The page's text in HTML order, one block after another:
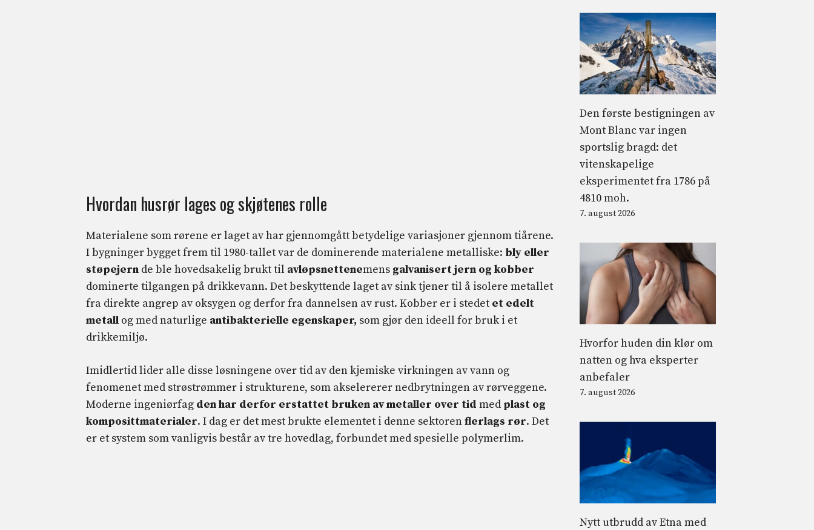
Hvordan husrør lages og skjøtenes rolle
Materialene som rørene er laget av har gjennomgått betydelige variasjoner gjennom tiårene.
I bygninger bygget frem til 1980-tallet var de dominerende materialene metalliske: bly eller
støpejern de ble hovedsakelig brukt til avløpsnettenemens galvanisert jern og kobber
dominerte tilgangen på drikkevann. Det beskyttende laget av sink tjener til å isolere metallet
fra direkte angrep av oksygen og derfor fra dannelsen av rust. Kobber er i stedet et edelt
metall og med naturlige antibakterielle egenskaper, som gjør den ideell for bruk i et
drikkemiljø.
Imidlertid lider alle disse løsningene over tid av den kjemiske virkningen av vann og
fenomenet med strøstrømmer i strukturene, som akselererer nedbrytningen av rørveggene.
Moderne ingeniørfag den har derfor erstattet bruken av metaller over tid med plast og
komposittmaterialer. I dag er det mest brukte elementet i denne sektorenflerlags rør. Det
er et system som vanligvis består av tre hovedlag, forbundet med spesielle polymerlim.
Den første bestigningen av
Mont Blanc var ingen
sportslig bragd: det
vitenskapelige
eksperimentet fra 1786 på
4810 moh.
7. august 2026
Hvorfor huden din klør om
natten og hva eksperter
anbefaler
7. august 2026
Nytt utbrudd av Etna med